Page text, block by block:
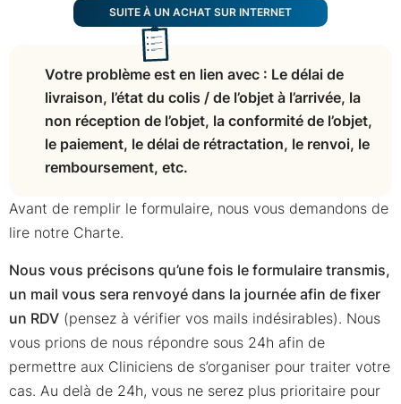
SUITE À UN ACHAT SUR INTERNET
Votre problème est en lien avec : Le délai de
livraison, l’état du colis / de l’objet à l’arrivée, la
non réception de l’objet, la conformité de l’objet,
le paiement, le délai de rétractation, le renvoi, le
remboursement, etc.
Avant de remplir le formulaire, nous vous demandons de
lire notre Charte.
Nous vous précisons qu’une fois le formulaire transmis,
un mail vous sera renvoyé dans la journée afin de fixer
un RDV (pensez à vérifier vos mails indésirables). Nous
vous prions de nous répondre sous 24h afin de
permettre aux Cliniciens de s’organiser pour traiter votre
cas. Au delà de 24h, vous ne serez plus prioritaire pour